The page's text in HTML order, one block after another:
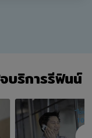
จบริการรีฟินน์